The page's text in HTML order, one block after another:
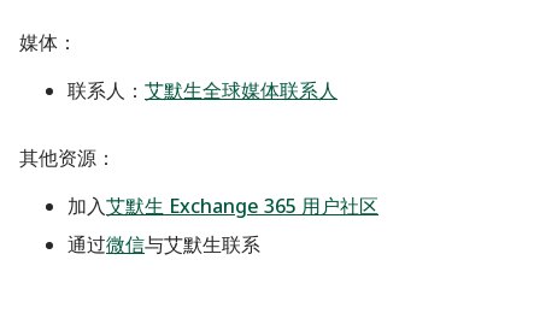
媒体 ：
联系人： 艾默生全球媒体联系人
其他资源：
加入艾默生 Exchange 365 用户社区
通过微信与艾默生联系